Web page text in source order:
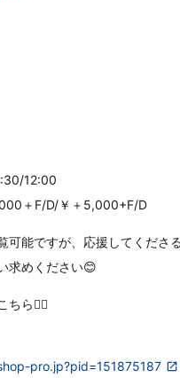
12:00
＋F/D/￥＋5,000+F/D
可能ですが、応援してくださ
求めください😊
ちら💁‍♂️
pro.jp?pid=151875187